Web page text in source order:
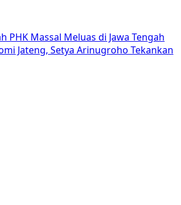
Massal Meluas di Jawa Tengah
Jateng, Setya Arinugroho Tekankan